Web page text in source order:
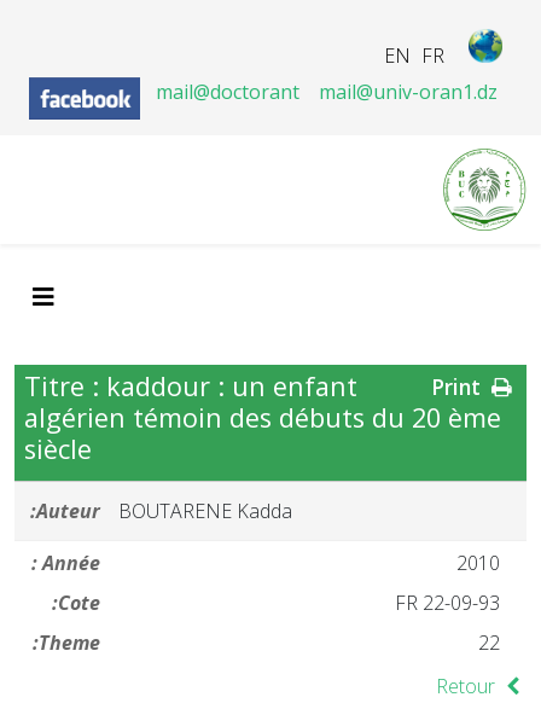
FR
EN
mail@doctorant
mail@univ-oran1.dz
Titre : kaddour : un enfant
algérien témoin des débuts du 20 ème
siècle
Auteur:
BOUTARENE Kadda
Année :
2010
Cote:
FR 22-09-93
Theme:
22
Retour